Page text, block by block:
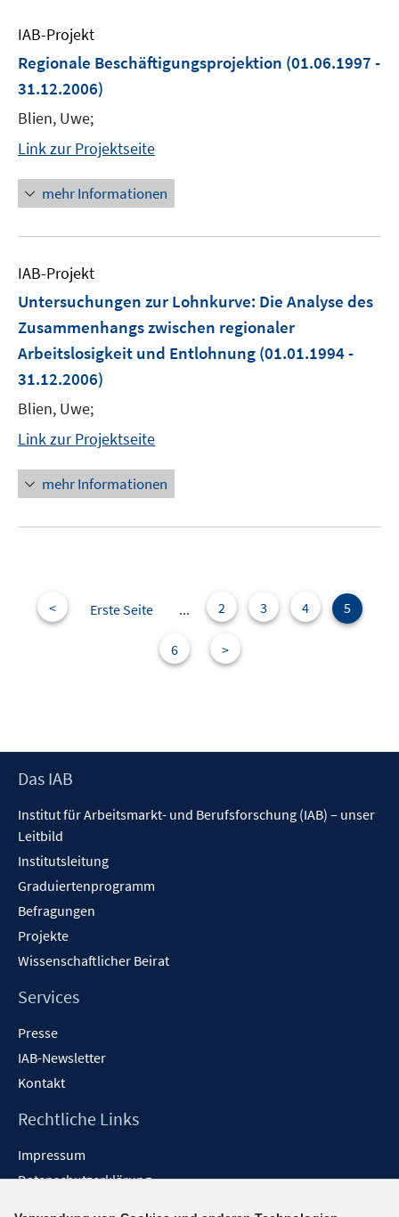
IAB-Projekt
Regionale Beschäftigungsprojektion (01.06.1997 -
31.12.2006)
Blien, Uwe;
Link zur Projektseite
mehr Informationen
IAB-Projekt
Untersuchungen zur Lohnkurve: Die Analyse des
Zusammenhangs zwischen regionaler
Arbeitslosigkeit und Entlohnung (01.01.1994 -
31.12.2006)
Blien, Uwe;
Link zur Projektseite
mehr Informationen
< Erste Seite ... 2 3 4 5
6 >
Footer
Das IAB
Institut für Arbeitsmarkt- und Berufsforschung (IAB) – unser
Leitbild
Institutsleitung
Graduiertenprogramm
Befragungen
Projekte
Wissenschaftlicher Beirat
Services
Presse
IAB-Newsletter
Kontakt
Rechtliche Links
Impressum
Datenschutzerklärung